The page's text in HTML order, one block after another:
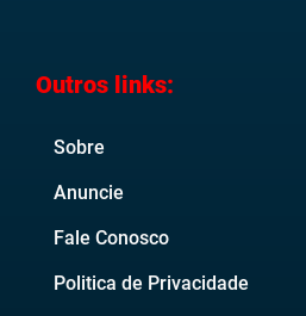
Outros links:
Sobre
Anuncie
Fale Conosco
Politica de Privacidade